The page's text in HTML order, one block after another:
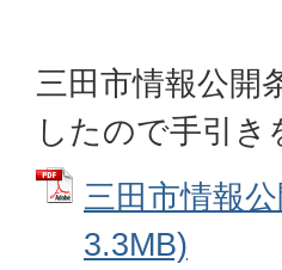
三田市情報公開
したので手引き
三田市情報
3.3MB)